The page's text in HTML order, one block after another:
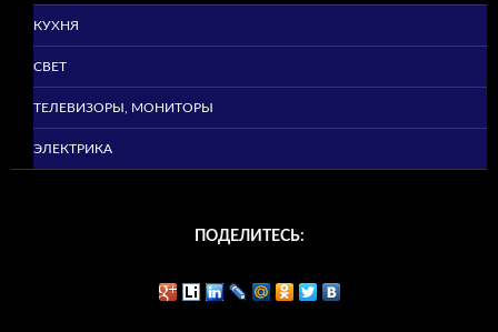
КУХНЯ
СВЕТ
ТЕЛЕВИЗОРЫ, МОНИТОРЫ
ЭЛЕКТРИКА
ПОДЕЛИТЕСЬ: